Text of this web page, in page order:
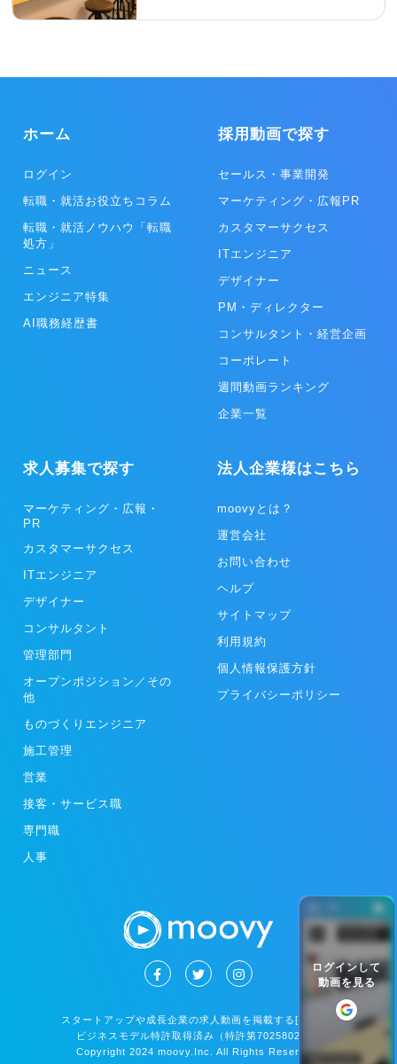
ログインして
動画を見る
ホーム
ログイン
転職・就活お役立ちコラム
転職・就活ノウハウ「転職
処方」
ニュース
エンジニア特集
AI職務経歴書
採用動画で探す
セールス・事業開発
マーケティング・広報PR
カスタマーサクセス
ITエンジニア
デザイナー
PM・ディレクター
コンサルタント・経営企画
コーポレート
週間動画ランキング
企業一覧
求人募集で探す
マーケティング・広報・
PR
カスタマーサクセス
ITエンジニア
デザイナー
コンサルタント
管理部門
オープンポジション／その
他
ものづくりエンジニア
施工管理
営業
接客・サービス職
専門職
人事
法人企業様はこちら
moovyとは？
運営会社
お問い合わせ
ヘルプ
サイトマップ
利用規約
個人情報保護方針
プライバシーポリシー
スタートアップや成長企業の求人動画を掲載する[moovy]
ビジネスモデル特許取得済み（特許第7025802号）
Copyright 2024 moovy.Inc. All Rights Reserved.